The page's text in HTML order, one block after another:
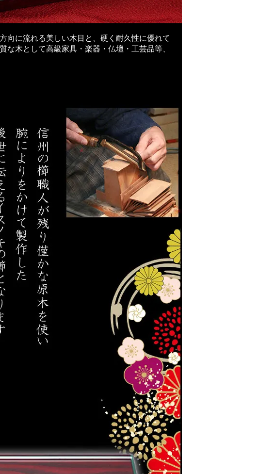
向に流れる美しい木目と、硬く耐久性に優れて
な木として高級家具・楽器・仏壇・工芸品等、